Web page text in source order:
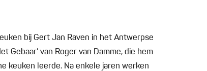
bij Gert Jan Raven in het Antwerpse
Gebaar’ van Roger van Damme, die hem
keuken leerde. Na enkele jaren werken